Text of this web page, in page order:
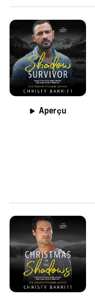
Aperçu